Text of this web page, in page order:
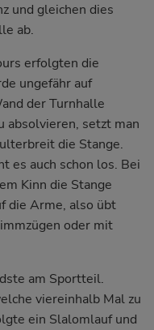
und gleichen dies
ab.
erfolgten die
ungefähr auf
der Turnhalle
absolvieren, setzt man
die Stange.
es auch schon los. Bei
Kinn die Stange
die Arme, also übt
oder mit
am Sportteil.
viereinhalb Mal zu
ein Slalomlauf und